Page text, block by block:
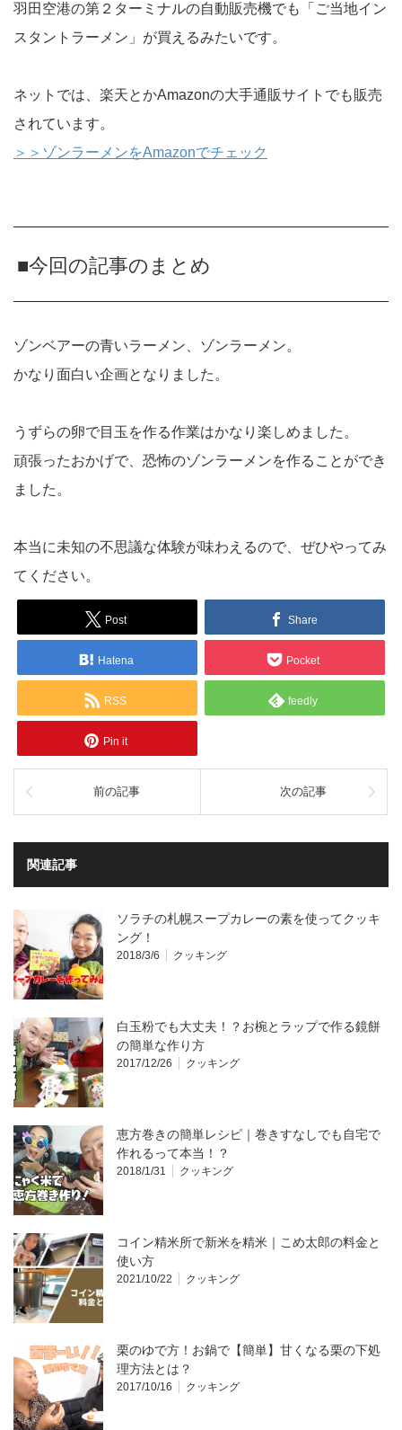
羽田空港の第２ターミナルの自動販売機でも「ご当地イン
スタントラーメン」が買えるみたいです。
ネットでは、楽天とかAmazonの大手通販サイトでも販売
されています。
＞＞ゾンラーメンをAmazonでチェック
■今回の記事のまとめ
ゾンベアーの青いラーメン、ゾンラーメン。
かなり面白い企画となりました。
うずらの卵で目玉を作る作業はかなり楽しめました。
頑張ったおかげで、恐怖のゾンラーメンを作ることができ
ました。
本当に未知の不思議な体験が味わえるので、ぜひやってみ
てください。
Post Share
Hatena Pocket
RSS feedly
Pin it
前の記事 次の記事
関連記事
ソラチの札幌スープカレーの素を使ってクッキ
ング！
2018/3/6 クッキング
白玉粉でも大丈夫！？お椀とラップで作る鏡餅
の簡単な作り方
2017/12/26 クッキング
恵方巻きの簡単レシピ｜巻きすなしでも自宅で
作れるって本当！？
2018/1/31 クッキング
コイン精米所で新米を精米｜こめ太郎の料金と
使い方
2021/10/22 クッキング
栗のゆで方！お鍋で【簡単】甘くなる栗の下処
理方法とは？
2017/10/16 クッキング